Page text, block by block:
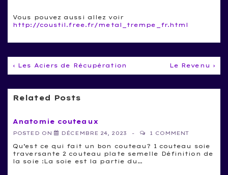
Vous pouvez aussi allez voir
http://coustil.free.fr/metal_trempe_fr.html
Navigation
de
Previous
‹ Les Aciers de Récupération
Next
Le Revenu ›
Related Posts
Anatomie couteaux
POSTED ON DÉCEMBRE 24, 2023 1 COMMENT
Qu’est ce qui fait un bon couteau? 1 couteau soie
traversante 2 couteau plate semelle Définition de
la soie :La soie est la partie du…